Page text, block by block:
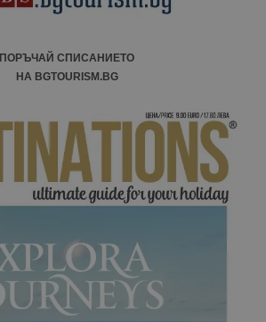
ПОРЪЧАЙ СПИСАНИЕТО
НА BGTOURISM.BG